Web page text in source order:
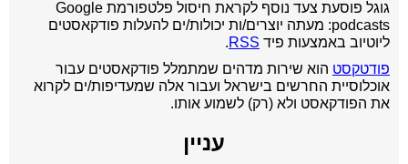
גוגל פוסעת צעד נוסף לקראת חיסול פלטפורמת Google
podcasts: מעתה יוצרים/ות יכולות/ים להעלות פודקאסטים
ליוטיוב באמצעות פיד RSS
.
פודטקסט הוא שירות מדהים שמתמלל פודקאסטים עבור
אוכלוסיית החרשים בישראל ועבור אלה שמעדיפות/ים לקרוא
את הפודקאסט ולא (רק) לשמוע אותו.
עניין